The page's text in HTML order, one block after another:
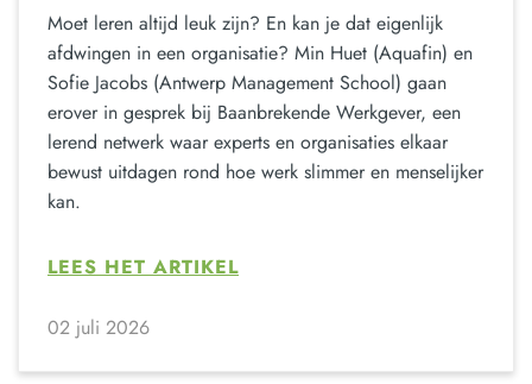
Moet leren altijd leuk zijn? En kan je dat eigenlijk
afdwingen in een organisatie? Min Huet (Aquafin) en
Sofie Jacobs (Antwerp Management School) gaan
erover in gesprek bij Baanbrekende Werkgever, een
lerend netwerk waar experts en organisaties elkaar
bewust uitdagen rond hoe werk slimmer en menselijker
kan.
LEES HET ARTIKEL
02 juli 2026